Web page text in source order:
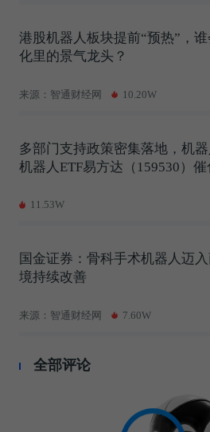
港股机器人板块提前“预热”，
化里的景气龙头？
来源：智通财经网 10.20W
多部门支持政策密集落地，机
机器人ETF易方达（159530）
11.53W
国金证券：骨科手术机器人迈
境持续改善
来源：智通财经网 7.60W
全部评论